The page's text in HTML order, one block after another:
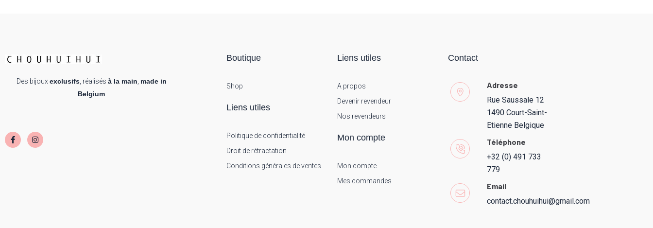
Des bijouxexclusifs, réalisés à la main, made in
Belgium
a
c
e
n
s
t
Boutique
Shop
Liens utiles
Politique de confidentialité
Droit de rétractation
Conditions générales de ventes
Liens utiles
A propos
Devenir revendeur
Nos revendeurs
Mon compte
Mon compte
Mes commandes
Contact
Adresse
Rue Saussale 12
1490 Court-Saint-
Etienne Belgique
Téléphone
+32 (0) 491 733
779
Email
contact.chouhuihui@gmail.com